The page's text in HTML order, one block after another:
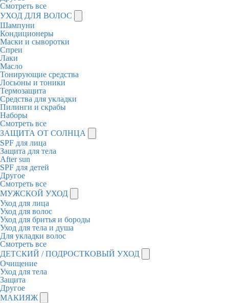
Смотреть все
УХОД ДЛЯ ВОЛОС
Шампуни
Кондиционеры
Маски и сыворотки
Спреи
Лаки
Масло
Тонирующие средства
Лосьоны и тоники
Термозащита
Средства для укладки
Пилинги и скрабы
Наборы
Смотреть все
ЗАЩИТА ОТ СОЛНЦА
SPF для лица
Защита для тела
After sun
SPF для детей
Другое
Смотреть все
МУЖСКОЙ УХОД
Уход для лица
Уход для волос
Уход для бритья и бороды
Уход для тела и душа
Для укладки волос
Смотреть все
ДЕТСКИЙ / ПОДРОСТКОВЫЙ УХОД
Очищение
Уход для тела
Защита
Другое
МАКИЯЖ